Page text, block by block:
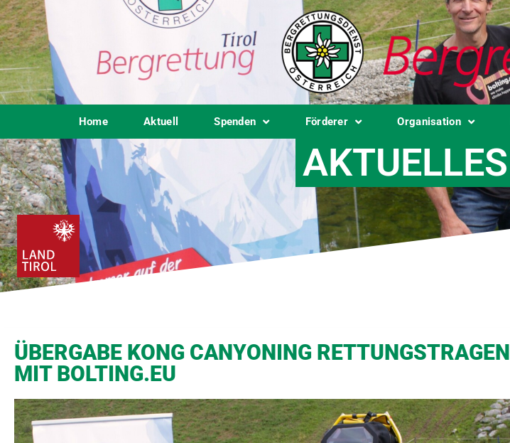
Home Aktuell Spenden Förderer Organisation
AKTUELLES
ÜBERGABE KONG CANYONING RETTUNGSTRAGEN
MIT BOLTING.EU